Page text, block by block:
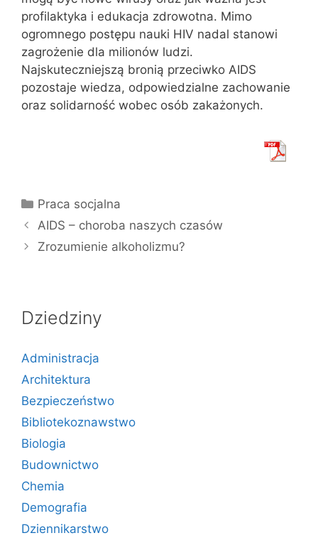
profilaktyka i edukacja zdrowotna. Mimo
ogromnego postępu nauki HIV nadal stanowi
zagrożenie dla milionów ludzi.
Najskuteczniejszą bronią przeciwko AIDS
pozostaje wiedza, odpowiedzialne zachowanie
oraz solidarność wobec osób zakażonych.
Kategorie
Praca socjalna
AIDS – choroba naszych czasów
Zrozumienie alkoholizmu?
Dziedziny
Administracja
Architektura
Bezpieczeństwo
Bibliotekoznawstwo
Biologia
Budownictwo
Chemia
Demografia
Dziennikarstwo